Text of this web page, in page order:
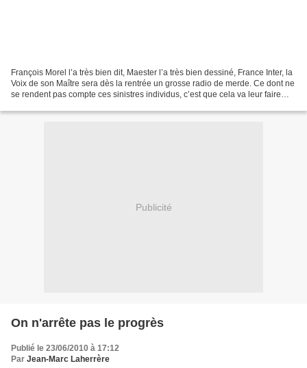
François Morel l’a très bien dit, Maester l’a très bien dessiné, France Inter, la
Voix de son Maître sera dès la rentrée un grosse radio de merde. Ce dont ne
se rendent pas compte ces sinistres individus, c’est que cela va leur faire
Publicité
On n'arrête pas le progrès
Publié le 23/06/2010 à 17:12
Par Jean-Marc Laherrère